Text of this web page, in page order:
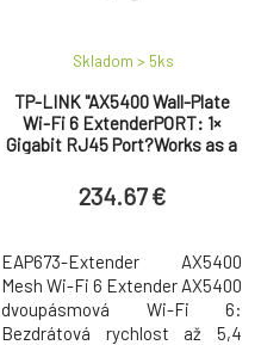
TP-LINK "AX5400 Wall-Plate
Wi-Fi 6 ExtenderPORT: 1×
Gigabit RJ45 Port?Works as a
mode?works
Skladom > 5ks
234.67 €
EAP673-Extender AX5400
Mesh Wi-Fi 6 Extender AX5400
dvoupásmová Wi-Fi 6:
Bezdrátová rychlost až 5,4